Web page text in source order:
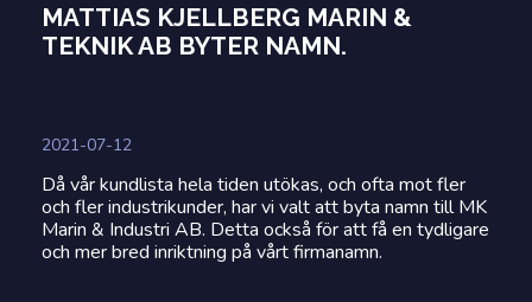
MATTIAS KJELLBERG MARIN &
TEKNIK AB BYTER NAMN.
2021-07-12
Då vår kundlista hela tiden utökas, och ofta mot fler
och fler industrikunder, har vi valt att byta namn till MK
Marin & Industri AB. Detta också för att få en tydligare
och mer bred inriktning på vårt firmanamn.